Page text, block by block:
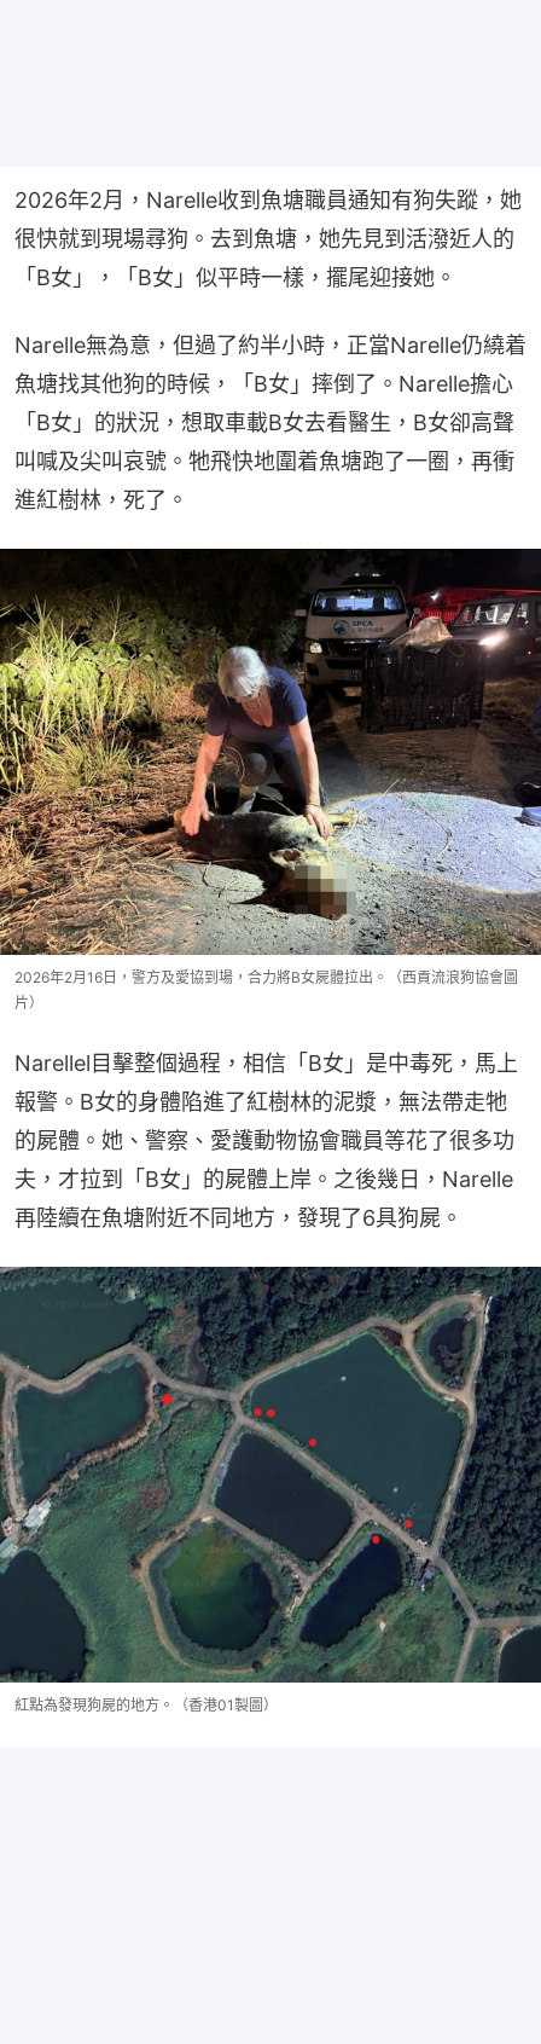
2026年2月，Narelle收到魚塘職員通知有狗失蹤，她
很快就到現場尋狗。去到魚塘，她先見到活潑近人的
「B女」，「B女」似平時一樣，擺尾迎接她。
Narelle無為意，但過了約半小時，正當Narelle仍繞着
魚塘找其他狗的時候，「B女」摔倒了。Narelle擔心
「B女」的狀況，想取車載B女去看醫生，B女卻高聲
叫喊及尖叫哀號。牠飛快地圍着魚塘跑了一圈，再衝
進紅樹林，死了。
2026年2月16日，警方及愛協到場，合力將B女屍體拉出。（西貢流浪狗協會圖
片）
Narellel目擊整個過程，相信「B女」是中毒死，馬上
報警。B女的身體陷進了紅樹林的泥漿，無法帶走牠
的屍體。她、警察、愛護動物協會職員等花了很多功
夫，才拉到「B女」的屍體上岸。之後幾日，Narelle
再陸續在魚塘附近不同地方，發現了6具狗屍。
紅點為發現狗屍的地方。（香港01製圖）